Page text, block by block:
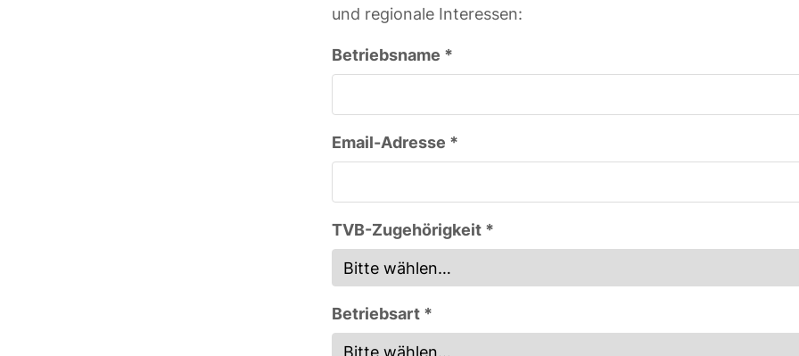
und regionale Interessen:
Betriebsname *
Email-Adresse *
TVB-Zugehörigkeit *
Betriebsart *